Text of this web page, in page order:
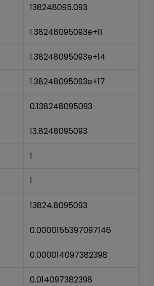
138248095.093
1.38248095093e+11
1.38248095093e+14
1.38248095093e+17
0.138248095093
13.8248095093
1
1
13824.8095093
0.0000155397097146
0.000014097382398
0.014097382398